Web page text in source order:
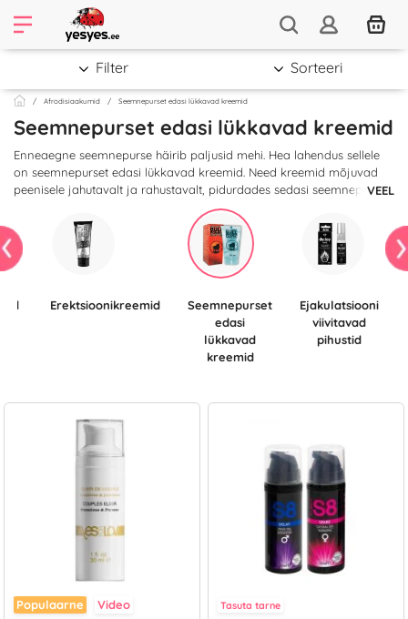
Afrodisiaakumid Seemnepurset edasi lükkavad kreemid
Filter Sorteeri
Seemnepurset edasi lükkavad kreemid
Enneaegne seemnepurse häirib paljusid mehi. Hea lahendus sellele
on seemnepurset edasi lükkavad kreemid. Need kreemid mõjuvad
peenisele jahutavalt ja rahustavalt, pidurdades sedasi seemnepurset.
Piisab, kui enne vahekorda kreemi peenisele kanda, et saaksid
nautida pikemat seksi, mis pakub rohkem rõõmu nii sulle kui su
partnerile.
VEEL
Erektsioonikreemid
Seemnepurset
edasi
lükkavad
kreemid
Ejakulatsiooni
viivitavad
pihustid
Populaarne Video Tasuta tarne